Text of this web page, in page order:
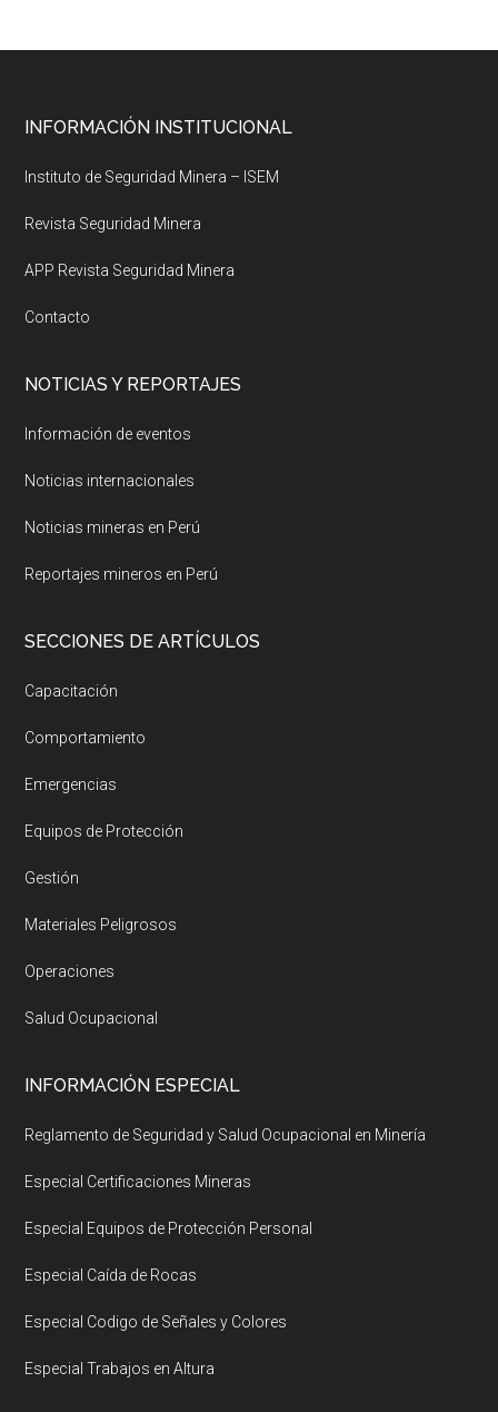
Footer
INFORMACIÓN INSTITUCIONAL
Instituto de Seguridad Minera – ISEM
Revista Seguridad Minera
APP Revista Seguridad Minera
Contacto
NOTICIAS Y REPORTAJES
Información de eventos
Noticias internacionales
Noticias mineras en Perú
Reportajes mineros en Perú
SECCIONES DE ARTÍCULOS
Capacitación
Comportamiento
Emergencias
Equipos de Protección
Gestión
Materiales Peligrosos
Operaciones
Salud Ocupacional
INFORMACIÓN ESPECIAL
Reglamento de Seguridad y Salud Ocupacional en Minería
Especial Certificaciones Mineras
Especial Equipos de Protección Personal
Especial Caída de Rocas
Especial Codigo de Señales y Colores
Especial Trabajos en Altura